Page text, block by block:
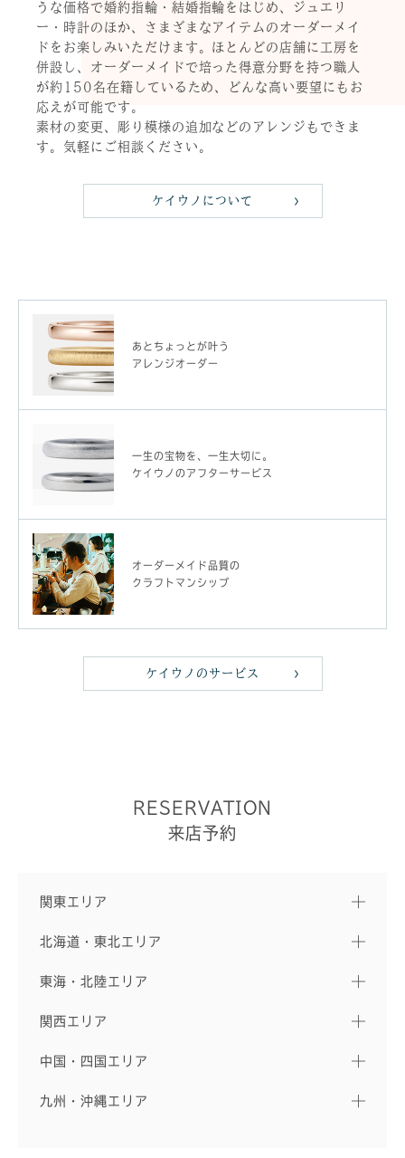
うな価格で婚約指輪・結婚指輪をはじめ、ジュエリ
ー・時計のほか、さまざまなアイテムのオーダーメイ
ドをお楽しみいただけます。ほとんどの店舗に工房を
併設し、オーダーメイドで培った得意分野を持つ職人
が約150名在籍しているため、どんな高い要望にもお
応えが可能です。
素材の変更、彫り模様の追加などのアレンジもできま
す。気軽にご相談ください。
ケイウノについて
あとちょっとが叶う
アレンジオーダー
一生の宝物を、一生大切に。
ケイウノのアフターサービス
オーダーメイド品質の
クラフトマンシップ
ケイウノのサービス
RESERVATION
来店予約
関東エリア
北海道・東北エリア
東海・北陸エリア
関西エリア
中国・四国エリア
九州・沖縄エリア